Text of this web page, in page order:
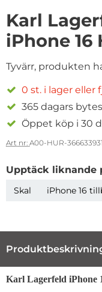
Karl
iPhone 16
Tyvärr, produkten
0 st. i lager eller
365 dagars
Öppet köp i 30
Art nr: A00-HUR-
Upptäck liknande
Skal iPhone 16
Karl Lagerfeld iPhone